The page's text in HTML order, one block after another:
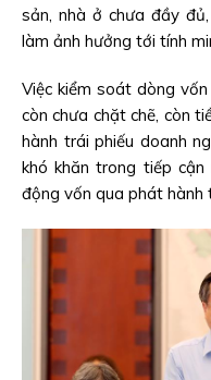
sản, nhà ở chưa đầy
làm ảnh hưởng tới tính
Việc kiểm soát dòng
còn chưa chặt chẽ, còn
hành trái phiếu doanh
khó khăn trong tiếp
động vốn qua phát hành